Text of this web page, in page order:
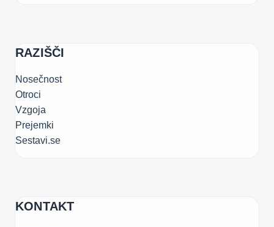
RAZIŠČI
Nosečnost
Otroci
Vzgoja
Prejemki
Sestavi.se
KONTAKT